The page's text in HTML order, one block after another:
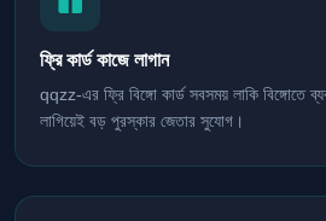
ফ্রি কার্ড কাজে লাগান
qqzz-এর ফ্রি বিঙ্গো কার্ড সবসময় লাকি বিঙ্গোতে
লাগিয়েই বড় পুরস্কার জেতার সুযোগ।